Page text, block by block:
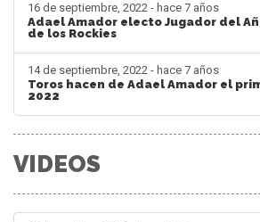
16 de septiembre, 2022 - hace 7 años
Adael Amador electo Jugador del
de los Rockies
14 de septiembre, 2022 - hace 7 años
Toros hacen de Adael Amador el
2022
VIDEOS